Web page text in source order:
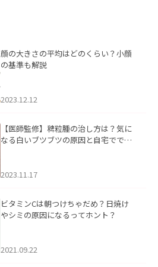
顔の大きさの平均はどのくらい？小顔
の基準も解説
2023.12.12
【医師監修】稗粒腫の治し方は？気に
なる白いブツブツの原因と自宅ででき
2023.11.17
ビタミンCは朝つけちゃだめ？日焼け
やシミの原因になるってホント？
2021.09.22